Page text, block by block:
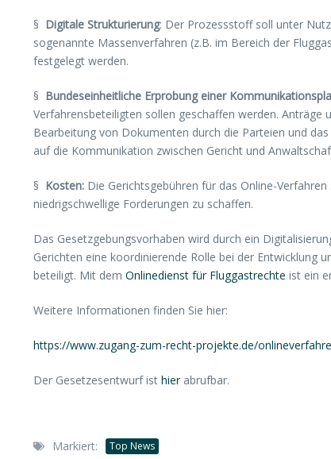
§ Digitale Strukturierung: Der Prozessstoff soll unter
sogenannte Massenverfahren (z.B. im Bereich der
festgelegt werden.
§ Bundeseinheitliche Erprobung einer
Verfahrensbeteiligten sollen geschaffen werden.
Bearbeitung von Dokumenten durch die Parteien und
auf die Kommunikation zwischen Gericht und
§ Kosten: Die Gerichtsgebühren für das Online-
niedrigschwellige Forderungen zu schaffen.
Das Gesetzgebungsvorhaben wird durch ein
Gerichten eine koordinierende Rolle bei der Entwicklung
beteiligt. Mit dem Onlinedienst für Fluggastrechte ist ein
Weitere Informationen finden Sie hier:
https://www.zugang-zum-recht-projekte.de/
Der Gesetzesentwurf ist hierabrufbar.
Markiert: Top News